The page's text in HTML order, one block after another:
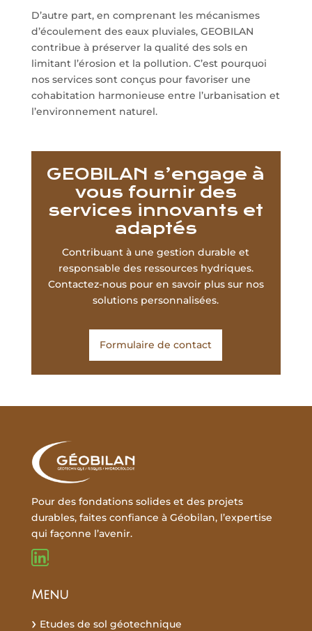
D’autre part, en comprenant les mécanismes
d’écoulement des eaux pluviales, GEOBILAN
contribue à préserver la qualité des sols en
limitant l’érosion et la pollution. C’est pourquoi
nos services sont conçus pour favoriser une
cohabitation harmonieuse entre l’urbanisation et
l’environnement naturel.
GEOBILAN s’engage à
vous fournir des
services innovants et
adaptés
Contribuant à une gestion durable et
responsable des ressources hydriques.
Contactez-nous pour en savoir plus sur nos
solutions personnalisées.
Formulaire de contact
Pour des fondations solides et des projets
durables, faites confiance à Géobilan, l’expertise
qui façonne l’avenir.
Menu
Etudes de sol géotechnique